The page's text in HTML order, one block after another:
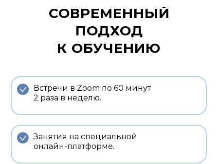
Встречи в Zoom по 60 минут
2 раза в неделю.
Занятия на специальной
онлайн-платформе.
СОВРЕМЕННЫЙ
ПОДХОД
К ОБУЧЕНИЮ